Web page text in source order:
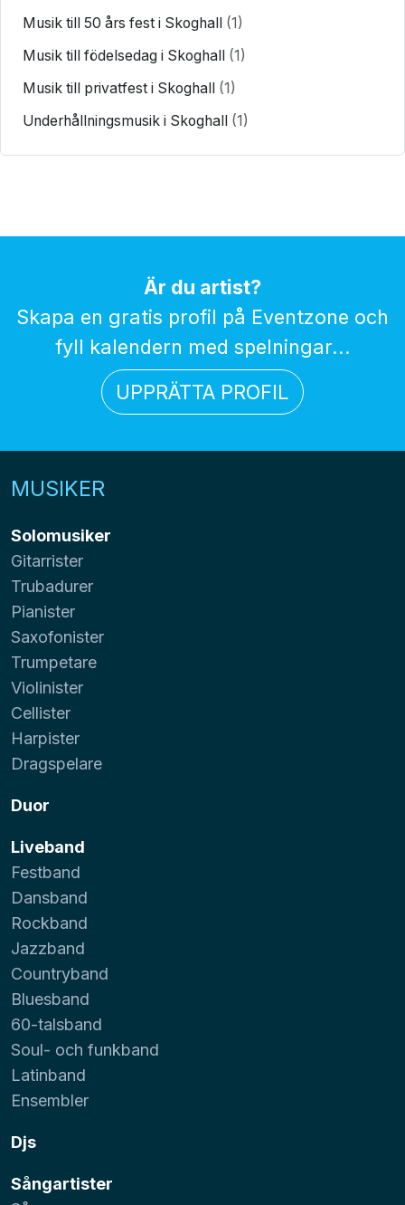
Musik till 50 års fest i Skoghall (1)
Musik till födelsedag i Skoghall (1)
Musik till privatfest i Skoghall (1)
Underhållningsmusik i Skoghall (1)
Är du artist?
Skapa en gratis profil på Eventzone och
fyll kalendern med spelningar...
UPPRÄTTA PROFIL
MUSIKER
Solomusiker
Gitarrister
Trubadurer
Pianister
Saxofonister
Trumpetare
Violinister
Cellister
Harpister
Dragspelare
Duor
Liveband
Festband
Dansband
Rockband
Jazzband
Countryband
Bluesband
60-talsband
Soul- och funkband
Latinband
Ensembler
Djs
Sångartister